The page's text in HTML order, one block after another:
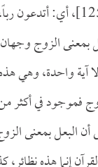
[الصافات:125]، أي:
بمعنى الزوج
آية واحدة، وهي
فموجود في أكثر
أن البعل بمعنى